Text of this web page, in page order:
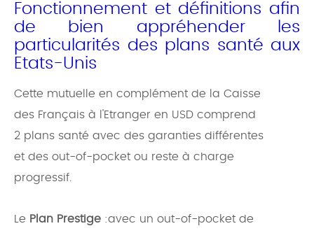
Fonctionnement et définitions afin
de bien appréhender les
particularités des plans santé aux
Etats-Unis
Cette mutuelle en complément de la Caisse
des Français à l'Etranger en USD comprend
2 plans santé avec des garanties différentes
et des out-of-pocket ou reste à charge
progressif.
Le Plan Prestige :avec un out-of-pocket de